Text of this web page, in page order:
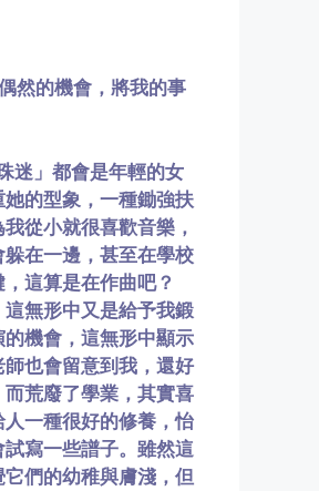
然的機會，將我的事
迷」都會是年輕的女
的型象，一種鋤強扶
從小就很喜歡音樂，
在一邊，甚至在學校
這算是在作曲吧？
無形中又是給予我鍛
機會，這無形中顯示
也會留意到我，還好
荒廢了學業，其實喜
一種很好的修養，怡
寫一些譜子。雖然這
們的幼稚與膚淺，但